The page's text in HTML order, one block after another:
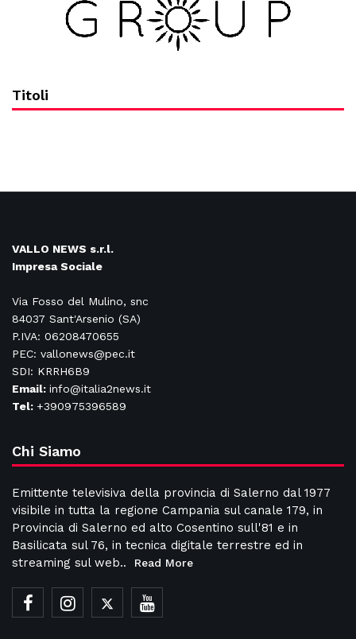
Titoli
VALLO NEWS s.r.l.
Impresa Sociale
Via Fosso del Mulino, snc
84037 Sant'Arsenio (SA)
P.IVA: 06208470655
PEC: vallonews@pec.it
SDI: KRRH6B9
Email: info@italia2news.it
Tel: +390975396589
Chi Siamo
Emittente televisiva della provincia di Salerno dal 1977
visibile in tutta la regione Campania sul canale 179, in
Provincia di Salerno ed alto Cosentino sull'81 e in
Basilicata sul 76, in tecnica digitale terrestre ed in
streaming sul web..
Read More